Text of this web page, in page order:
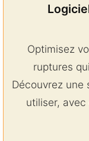
Optimisez
ruptures
Découvrez une
utiliser,